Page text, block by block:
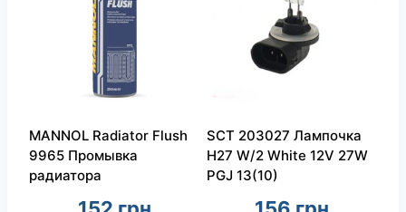
MANNOL Radiator Flush
9965 Промывка
радиатора
SCT 203027 Лампочка
H27 W/2 White 12V 27W
PGJ 13(10)